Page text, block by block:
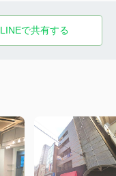
LINEで共有する